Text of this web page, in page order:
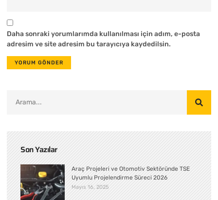
Daha sonraki yorumlarımda kullanılması için adım, e-posta
adresim ve site adresim bu tarayıcıya kaydedilsin.
Son Yazılar
Araç Projeleri ve Otomotiv Sektöründe TSE
Uyumlu Projelendirme Süreci 2026
Mayıs 16, 2025